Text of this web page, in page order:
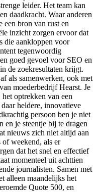
leider. Het team kan
daadkracht. Waar anderen
een bron van rust en
inzicht zorgen ervoor dat
die aankloppen voor
tegenwoordig
goed gevoel voor SEO en
de zoekresultaten krijgt.
als samenwerken, ook met
moederbedrijf Hearst. Je
optrekken van een
heldere, innovatieve
persoon ben je niet
en je steentje bij te dragen
nieuws zich niet altijd aan
weekend, als er
dat het snel en effectief
momenteel uit achttien
journalisten. Samen met
alleen maandelijks het
Quote 500, en